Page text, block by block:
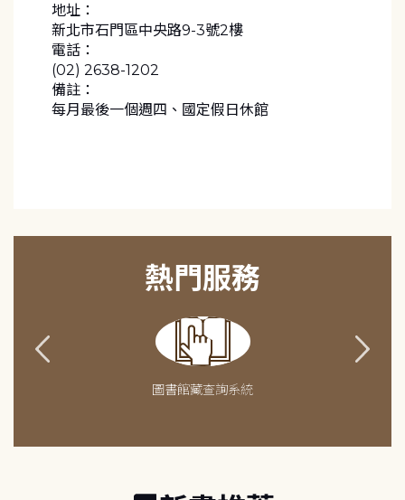
地址：
新北市石門區中央路9-3號2樓
電話：
(02) 2638-1202
備註：
每月最後一個週四、國定假日休館
熱門服務
圖書館藏查詢系統